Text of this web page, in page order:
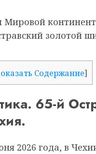
Мировой
золотой
Содержание]
65-й
2026 года, в